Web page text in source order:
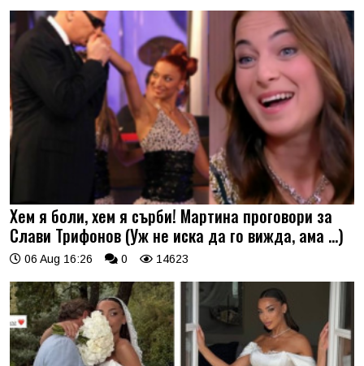
Хем я боли, хем я сърби! Мартина проговори за
Слави Трифонов (Уж не иска да го вижда, ама …)
06 Aug 16:26 0 14623